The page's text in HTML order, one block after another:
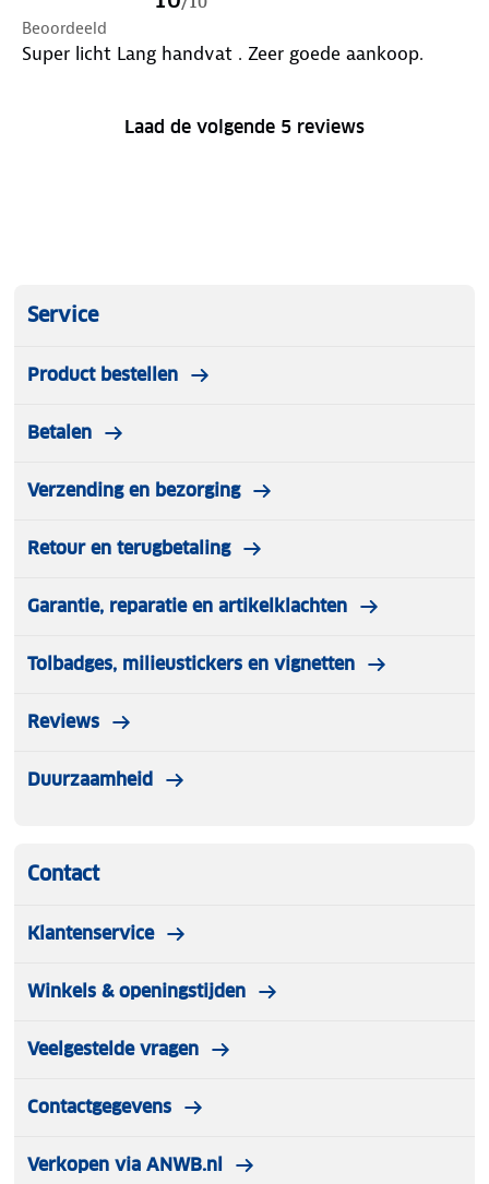
Beoordeeld
Super licht Lang handvat . Zeer goede aankoop.
Laad de volgende 5 reviews
Service
Product bestellen
Betalen
Verzending en bezorging
Retour en terugbetaling
Garantie, reparatie en artikelklachten
Tolbadges, milieustickers en vignetten
Reviews
Duurzaamheid
Contact
Klantenservice
Winkels & openingstijden
Veelgestelde vragen
Contactgegevens
Verkopen via ANWB.nl